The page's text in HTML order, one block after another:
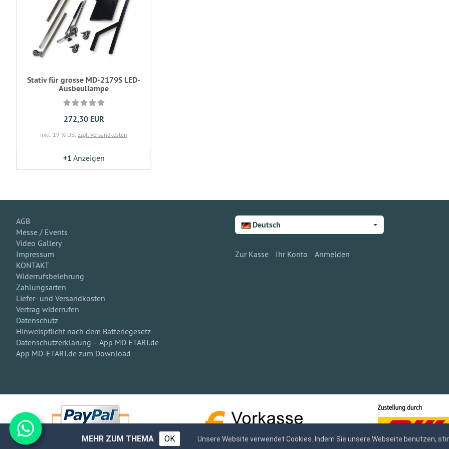
Stativ für grosse MD-2179S LED-
Ausbeullampe
272,30 EUR
inkl. 19 % USt zzgl. Versandkosten
+1 Anzeigen
AGB
Messe / Events
Video Gallery
Impressum
KONTAKT
Widerrufsbelehrung
Zahlungsarten
Liefer- und Versandkosten
Vertrag widerrufen
Datenschutz
Hinweispflicht nach dem Batteriegesetz
Datenschutzerklärung – App MD ETARI.de
App MD-ETARI.de zum Download
Deutsch
Zur Kasse Ihr Konto Anmelden
MEHR ZUM THEMA OK Unsere Website verwendet Cookies. Indem Sie unsere Webseite benutzen,